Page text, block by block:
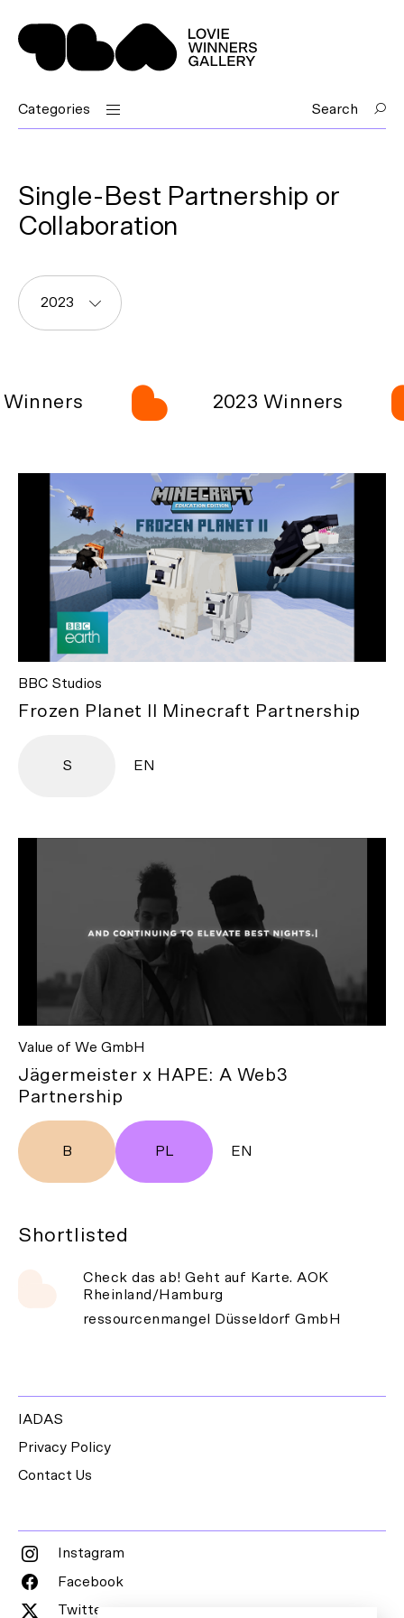
Categories Search
Single-Best Partnership or
Collaboration
2023
2023 Winners
BBC Studios
Frozen Planet II Minecraft Partnership
S EN
Value of We GmbH
Jägermeister x HAPE: A Web3
Partnership
B PL EN
Shortlisted
Check das ab! Geht auf Karte. AOK
Rheinland/Hamburg
ressourcenmangel Düsseldorf GmbH
IADAS
Privacy Policy
Contact Us
Instagram
Facebook
Twitter